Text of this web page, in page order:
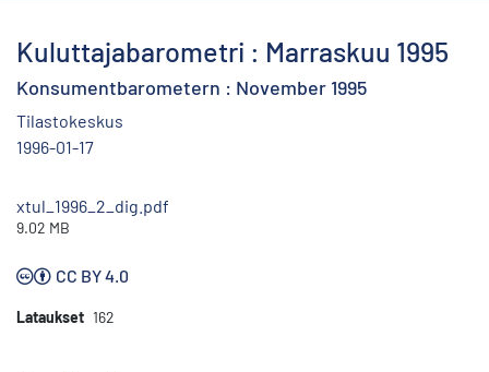
Kuluttajabarometri : Marraskuu 1995
Konsumentbarometern : November 1995
Tilastokeskus
1996-01-17
xtul_1996_2_dig.pdf
9.02 MB
CC BY 4.0
Lataukset 162